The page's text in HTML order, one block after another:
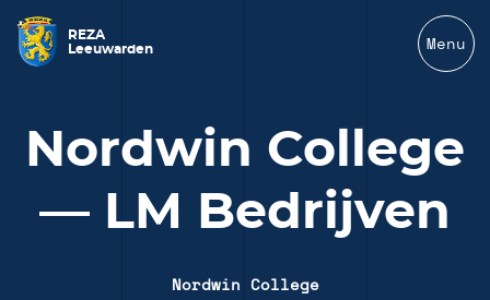
REZA
Leeuwarden
Menu
Nordwin College
— LM Bedrijven
Nordwin College